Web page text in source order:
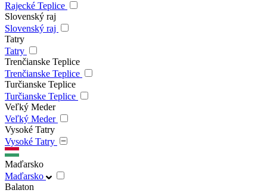
Rajecké Teplice
Slovenský raj
Slovenský raj
Tatry
Tatry
Trenčianske Teplice
Trenčianske Teplice
Turčianske Teplice
Turčianske Teplice
Veľký Meder
Veľký Meder
Vysoké Tatry
Vysoké Tatry
Maďarsko
Maďarsko
Balaton